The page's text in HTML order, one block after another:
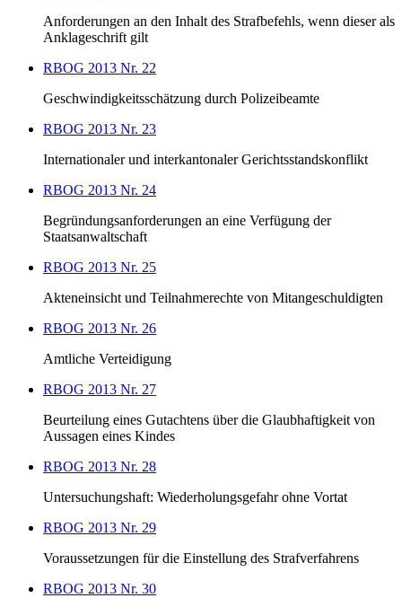
Anforderungen an den Inhalt des Strafbefehls, wenn dieser als
Anklageschrift gilt
RBOG 2013 Nr. 22
Geschwindigkeitsschätzung durch Polizeibeamte
RBOG 2013 Nr. 23
Internationaler und interkantonaler Gerichtsstandskonflikt
RBOG 2013 Nr. 24
Begründungsanforderungen an eine Verfügung der
Staatsanwaltschaft
RBOG 2013 Nr. 25
Akteneinsicht und Teilnahmerechte von Mitangeschuldigten
RBOG 2013 Nr. 26
Amtliche Verteidigung
RBOG 2013 Nr. 27
Beurteilung eines Gutachtens über die Glaubhaftigkeit von
Aussagen eines Kindes
RBOG 2013 Nr. 28
Untersuchungshaft: Wiederholungsgefahr ohne Vortat
RBOG 2013 Nr. 29
Voraussetzungen für die Einstellung des Strafverfahrens
RBOG 2013 Nr. 30